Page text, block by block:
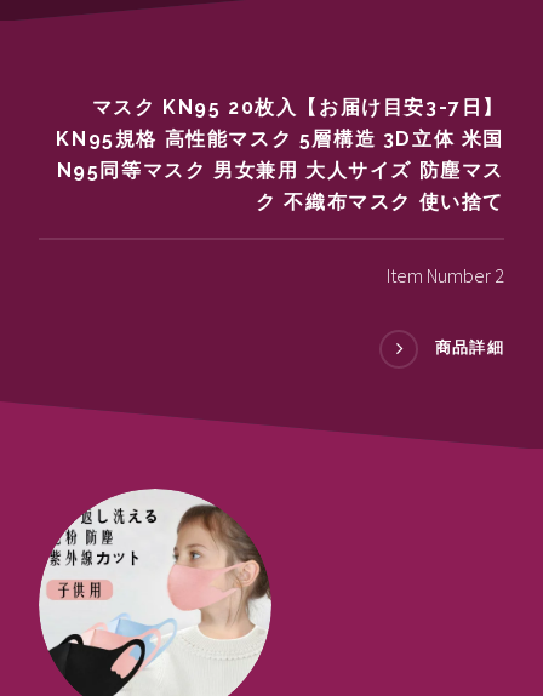
マスク KN95 20枚入【お届け目安3-7日】
KN95規格 高性能マスク 5層構造 3D立体 米国
N95同等マスク 男女兼用 大人サイズ 防塵マス
ク 不織布マスク 使い捨て
Item Number 2
商品詳細